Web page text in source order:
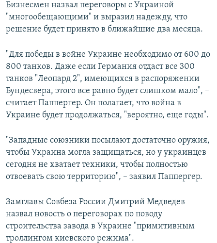
Бизнесмен назвал переговоры с Украиной
"многообещающими" и выразил надежду, что
решение будет принято в ближайшие два месяца.
"Для победы в войне Украине необходимо от 600 до
800 танков. Даже если Германия отдаст все 300
танков "Леопард 2", имеющихся в распоряжении
Бундесвера, этого все равно будет слишком мало", –
считает Паппергер. Он полагает, что война в
Украине будет продолжаться, "вероятно, еще годы".
"Западные союзники посылают достаточно оружия,
чтобы Украина могла защищаться, но у украинцев
сегодня не хватает техники, чтобы полностью
отвоевать свою территорию", – заявил Паппергер.
Замглавы Совбеза России Дмитрий Медведев
назвал новость о переговорах по поводу
строительства завода в Украине "примитивным
троллингом киевского режима".